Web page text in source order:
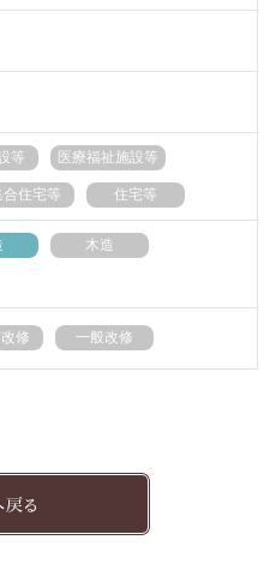
等 医療福祉施設等
合住宅等 住宅等
木造
修 一般改修